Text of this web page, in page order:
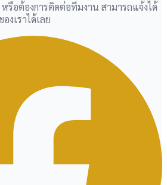
อต้องการติดต่อทีมงาน สามารถแจ้งได้
งเราได้เลย